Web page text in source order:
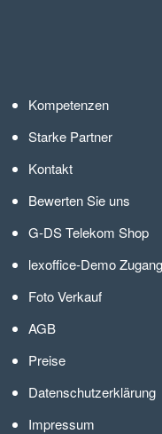
Kompetenzen
Starke Partner
Kontakt
Bewerten Sie uns
G-DS Telekom Shop
lexoffice-Demo Zugang
Foto Verkauf
AGB
Preise
Datenschutzerklärung
Impressum